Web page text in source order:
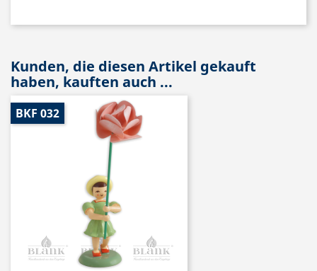
Kunden, die diesen Artikel gekauft
haben, kauften auch ...
BKF 032